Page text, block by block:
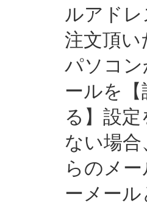
ルアド
注文頂い
パソコ
ールを【
る】設
ない場
らのメ
ーメー